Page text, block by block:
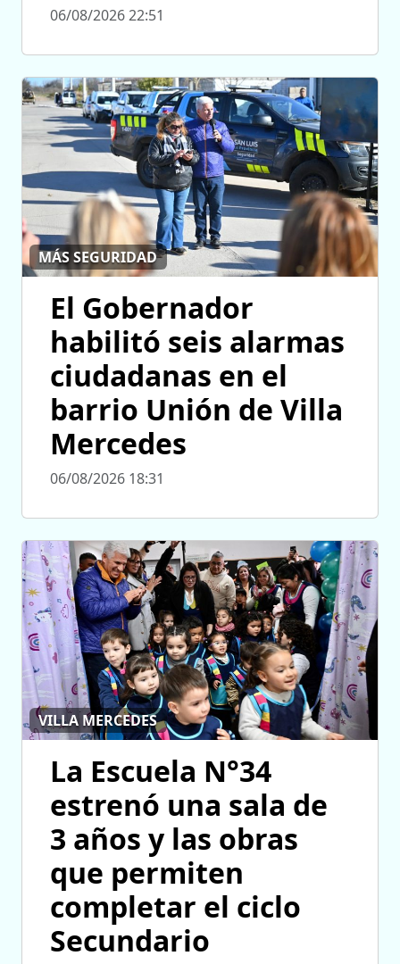
06/08/2026 22:51
MÁS SEGURIDAD
El Gobernador
habilitó seis alarmas
ciudadanas en el
barrio Unión de Villa
Mercedes
06/08/2026 18:31
VILLA MERCEDES
La Escuela N°34
estrenó una sala de
3 años y las obras
que permiten
completar el ciclo
Secundario